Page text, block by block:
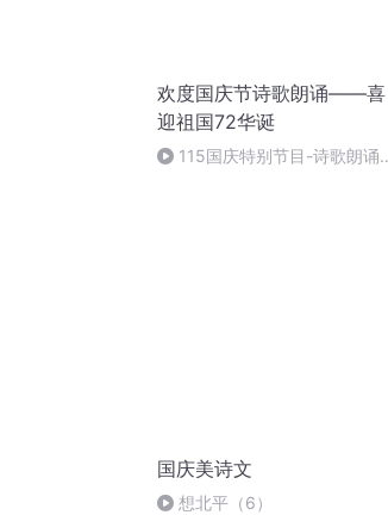
欢度国庆节诗歌朗诵——喜
迎祖国72华诞
115国庆特别节目-诗歌朗诵-
国庆美诗文
想北平（6）